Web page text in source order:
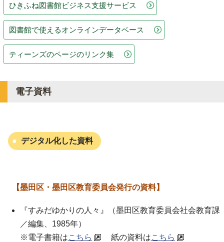
ひきふね図書館ビジネス支援サービス
図書館で使えるオンラインデータベース
ティーンズのページのリンク集
電子資料
デジタル化した資料
【墨田区・墨田区教育委員会発行の資料】
『すみだゆかりの人々』（墨田区教育委員会社会教育課
／編集、1985年）
※電子書籍はこちら 紙の資料はこちら